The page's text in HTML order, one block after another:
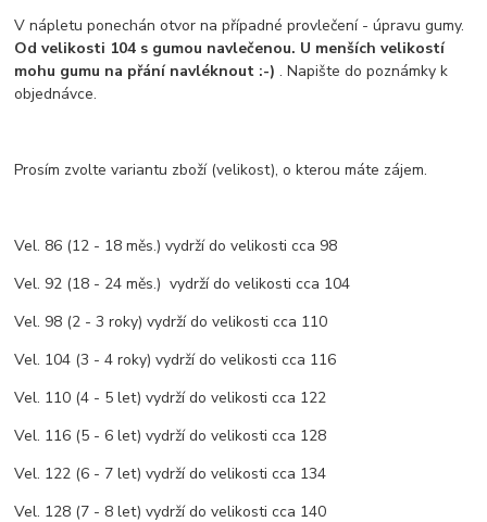
V nápletu ponechán otvor na případné provlečení - úpravu gumy.
Od velikosti 104 s gumou navlečenou. U menších velikostí
mohu gumu na přání navléknout :-) . Napište do poznámky k
objednávce.
Prosím zvolte variantu zboží (velikost), o kterou máte zájem.
Vel. 86 (12 - 18 měs.) vydrží do velikosti cca 98
Vel. 92 (18 - 24 měs.) vydrží do velikosti cca 104
Vel. 98 (2 - 3 roky) vydrží do velikosti cca 110
Vel. 104 (3 - 4 roky) vydrží do velikosti cca 116
Vel. 110 (4 - 5 let) vydrží do velikosti cca 122
Vel. 116 (5 - 6 let) vydrží do velikosti cca 128
Vel. 122 (6 - 7 let) vydrží do velikosti cca 134
Vel. 128 (7 - 8 let) vydrží do velikosti cca 140